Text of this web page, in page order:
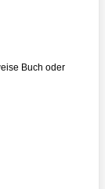
Buch oder